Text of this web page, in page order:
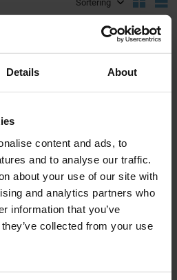
Details About
content and ads, to
and to analyse our traffic.
about your use of our site with
and analytics partners who
information that you’ve
collected from your use
Backspegel 12"
klämfäste Universal
04-82-101
249KR
Lägg